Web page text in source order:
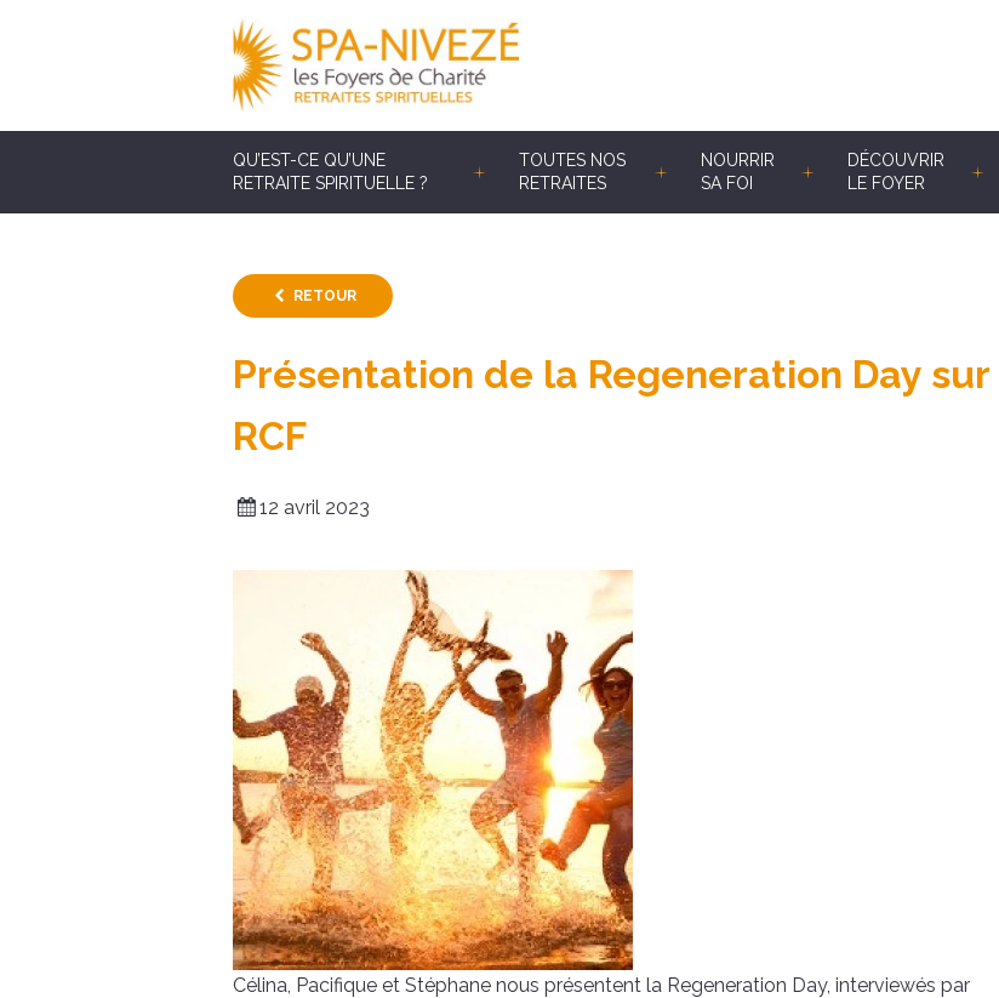
QU’EST-CE QU’UNE
RETRAITE SPIRITUELLE ?
TOUTES NOS
RETRAITES
NOURRIR
SA FOI
DÉCOUVRIR
LE FOYER
RETOUR
Présentation de la Regeneration Day sur
RCF
12 avril 2023
Célina, Pacifique et Stéphane nous présentent la Regeneration Day, interviewés par
dingue !